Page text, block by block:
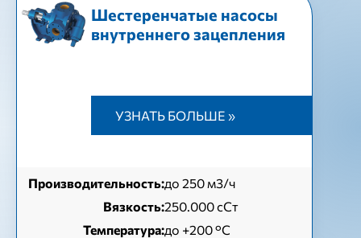
Шестеренчатые насосы
внутреннего зацепления
УЗНАТЬ БОЛЬШЕ »
Производительность:до 250 м3/ч
Вязкость:250.000 сСт
Температура:до +200 °C